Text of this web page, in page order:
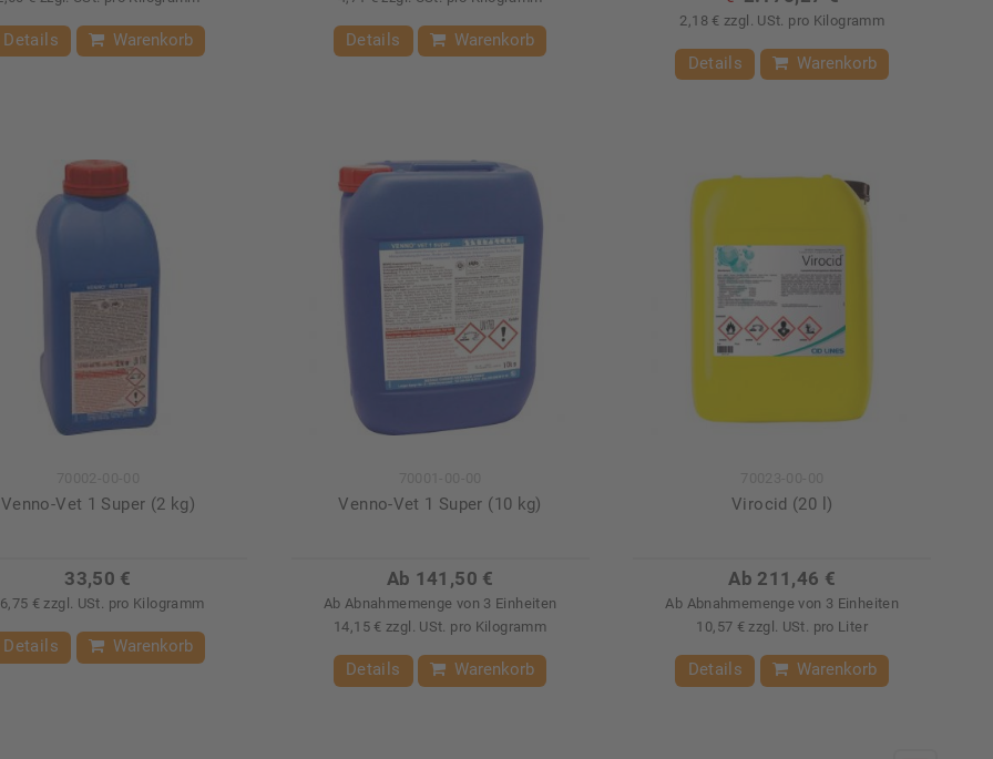
Details Warenkorb Details Warenkorb
2,18 € zzgl. USt. pro Kilogramm
Details Warenkorb
Venno-Vet 1 Super (2 kg)
33,50 €
€ zzgl. USt. pro Kilogramm
Details Warenkorb
Venno-Vet 1 Super (10 kg)
Ab 141,50 €
Ab Abnahmemenge von 3 Einheiten
14,15 € zzgl. USt. pro Kilogramm
Details Warenkorb
Virocid (20 l)
Ab 211,46 €
Ab Abnahmemenge von 3 Einheiten
10,57 € zzgl. USt. pro Liter
Details Warenkorb